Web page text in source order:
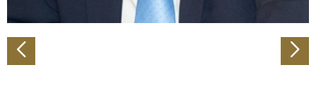
analysieren. Außerdem geben wir Informationen zu Ihrer
Verwendung unserer Website an unsere Partner für
soziale Medien, Werbung und Analysen weiter. Unsere
Partner führen diese Informationen möglicherweise mit